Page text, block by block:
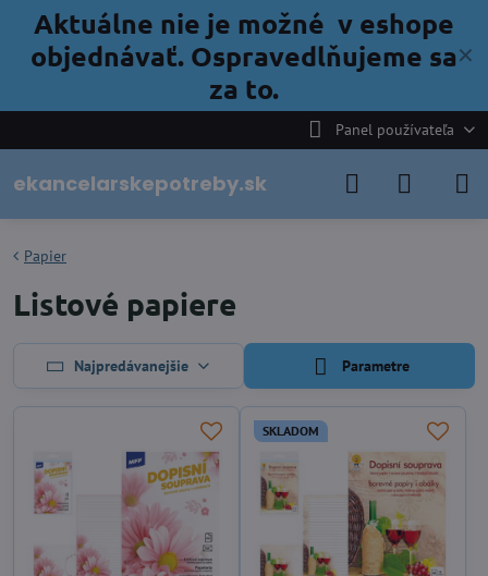
✕
Aktuálne nie je možné v eshope
objednávať. Ospravedlňujeme sa
za to.
Panel používateľa
ekancelarskepotreby.sk
Papier
Listové papiere
Najpredávanejšie Parametre
SKLADOM